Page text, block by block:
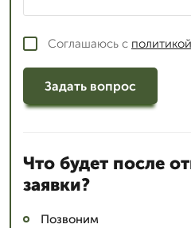
Соглашаюсь с
Задать вопрос
Что будет после
заявки?
Позвоним